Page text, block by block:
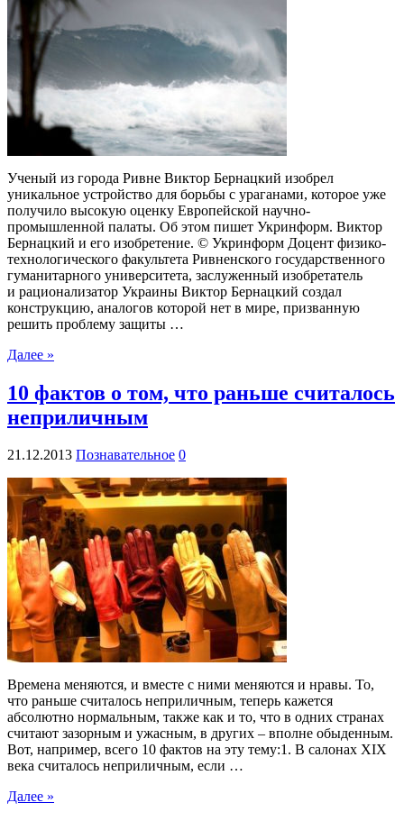
Ученый из города Ривне Виктор Бернацкий изобрел
уникальное устройство для борьбы с ураганами, которое уже
получило высокую оценку Европейской научно-
промышленной палаты. Об этом пишет Укринформ. Виктор
Бернацкий и его изобретение. © Укринформ Доцент физико-
технологического факультета Ривненского государственного
гуманитарного университета, заслуженный изобретатель
и рационализатор Украины Виктор Бернацкий создал
конструкцию, аналогов которой нет в мире, призванную
решить проблему защиты …
Далее »
10 фактов о том, что раньше считалось
неприличным
21.12.2013 Познавательное 0
Времена меняются, и вместе с ними меняются и нравы. То,
что раньше считалось неприличным, теперь кажется
абсолютно нормальным, также как и то, что в одних странах
считают зазорным и ужасным, в других – вполне обыденным.
Вот, например, всего 10 фактов на эту тему:1. В салонах XIX
века считалось неприличным, если …
Далее »